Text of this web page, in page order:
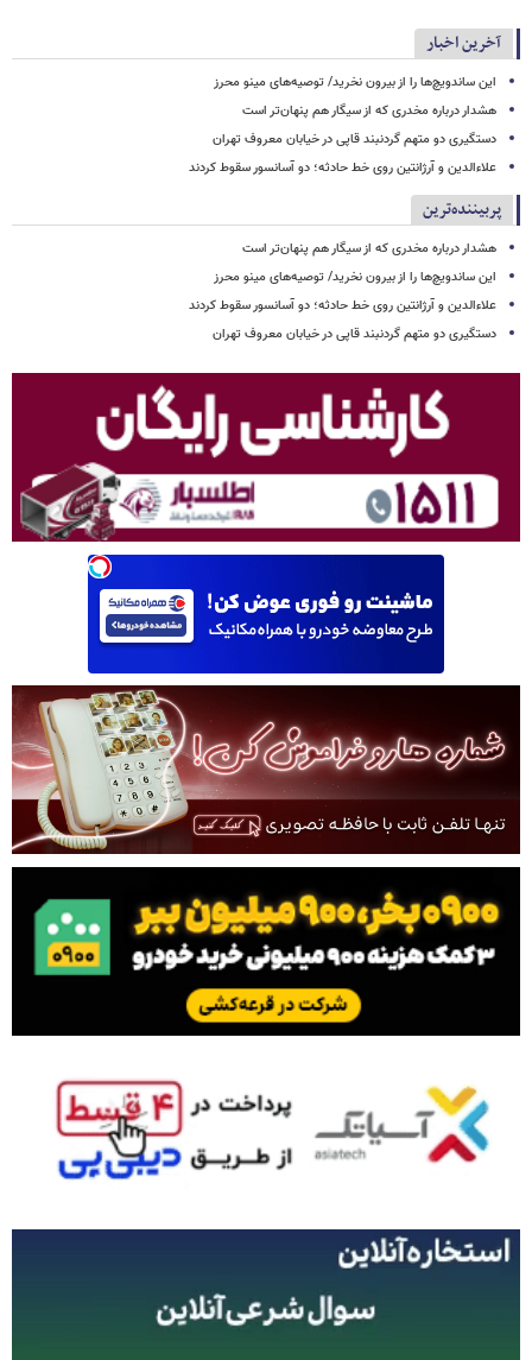
آخرین اخبار
این ساندویچ‌ها را از بیرون نخرید/ توصیه‌های مینو محرز
هشدار درباره مخدری که از سیگار هم پنهان‌تر است
دستگیری دو متهم گردنبند قاپی در خیابان معروف تهران
علاءالدین و آرژانتین روی خط حادثه؛ دو آسانسور سقوط کردند
پربیننده‌ترین
هشدار درباره مخدری که از سیگار هم پنهان‌تر است
این ساندویچ‌ها را از بیرون نخرید/ توصیه‌های مینو محرز
علاءالدین و آرژانتین روی خط حادثه؛ دو آسانسور سقوط کردند
دستگیری دو متهم گردنبند قاپی در خیابان معروف تهران